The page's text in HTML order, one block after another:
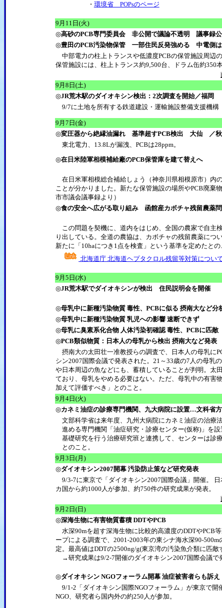
・ 環境省 POPsのページ
9月11日(火)
◎高砂のPCB専門委員会 非公開で議論不透明 議事録
◎豊田のPCB汚染物保管 一部住民反発強める 中電側
中部電力の柱上トランスや低濃度PCBの保管施設周辺
保管施設には、柱上トランス約9,500台、ドラム缶約350
9月8日(土)
◎JR荒木駅のダイオキシン検出：2次調査を開始／福岡
9/7に土地を所有する鉄道建設・運輸施設整備支援機構
9月7日(金)
◎変圧器から絶縁油漏れ 基準超すPCB検出 大仙 ／
東北電力、13.8Lが漏洩、PCBは28ppm。
◎在日米陸軍相模補給廠のPCB保管庫を建て替えへ
在日米軍相模総合補給しょう（神奈川県相模原市）内
ことが分かりました。新たな保管施設の場所やPCB廃棄
市市議会議事録より）
◎食の安全へ広がる取り組み 函館産カボチャ残留農
この問題を契機に、道内をはじめ、全国の農家で自主
り出している。全道の農協は、カボチャの残留農薬につ
新たに「10haにつき1点を検査」という基準を定めたと
北海道庁 北海道ヘプタクロル残留等対策につい
9月5日(水)
◎JR荒木駅でダイオキシンが検出 住民説明会を開催
◎母乳中に新種汚染物質 毒性、PCBに似る 摂南大など分
◎母乳中に新種汚染物質 乳児への影響 速断できず
◎母乳に臭素系化合物 人体汚染初確認 毒性、PCBに匹敵
◎PCB類似物質：日本人の母乳から検出 摂南大など発表
摂南大の太田壮一准教授らの調査で、日本人の母乳に
シン2007国際会議で発表された。21～33歳の7人の母乳
や日本周辺の魚などにも、蓄積していることが判明。太
ており、母乳をやめる必要はない。ただ、母乳中の有害
加えて評価すべき」とのこと。
9月4日(火)
◎カネミ油症の診療専門機関、九大病院に設置…文科省
文部科学省は来年度、九州大病院にカネミ油症の治療
進める専門機関「油症研究・診療センター(仮称)」を
基礎研究を行う治療研究班と連携して、センターは診
とのこと。
9月3日(月)
◎ダイオキシン2007開幕 汚染防止策など研究発表
9/3-7に東京で「ダイオキシン2007国際会議」開催。
カ国から約1000人が参加、約750件の研究成果が発表。
9月2日(日)
◎深海生物に有害物質蓄積 DDTやPCB
水深90mを超す深海生物に比較的高濃度のDDTやPCB
ープによる調査で、2001-2003年の東シナ海水深90-
定。最高値はDDTの2500ng/g(東京湾の汚染魚介類に匹
→研究成果は9/2-7開催のダイオキシン2007国際会議で
◎ダイオキシン NGOフォーラム開幕 油症被害者らも訴え
9/1-2「ダイオキシン国際NGOフォーラム」が東京で
NGO、研究者ら国内外の約250人が参加。